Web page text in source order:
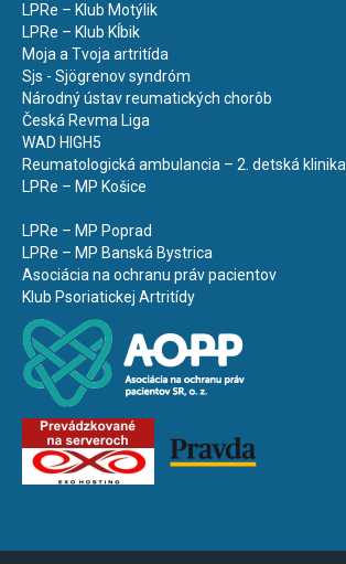
LPRe – Klub Motýlik
LPRe – Klub Kĺbik
Moja a Tvoja artritída
Sjs - Sjögrenov syndróm
Národný ústav reumatických chorôb
Česká Revma Liga
WAD HIGH5
Reumatologická ambulancia – 2. detská klinika
LPRe – MP Košice
LPRe – MP Poprad
LPRe – MP Banská Bystrica
Asociácia na ochranu práv pacientov
Klub Psoriatickej Artritídy